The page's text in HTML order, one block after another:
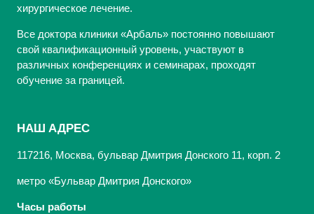
хирургическое лечение.
Все доктора клиники «Арбаль» постоянно повышают
свой квалификационный уровень, участвуют в
различных конференциях и семинарах, проходят
обучение за границей.
НАШ АДРЕС
117216, Москва, бульвар Дмитрия Донского 11, корп. 2
метро «Бульвар Дмитрия Донского»
Часы работы